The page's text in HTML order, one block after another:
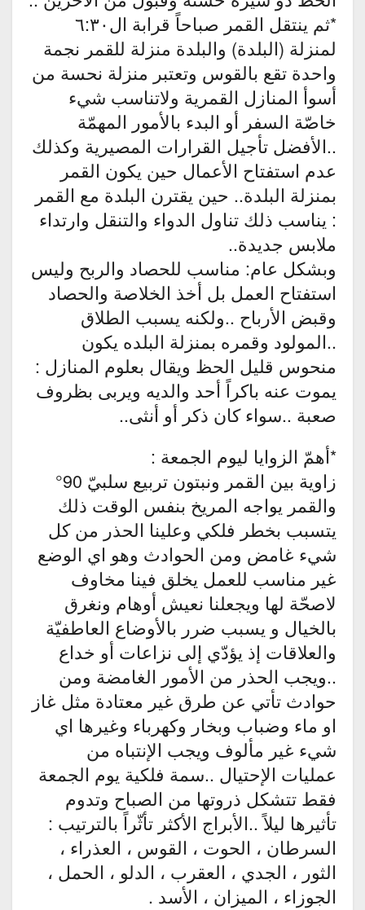
*ثم ينتقل القمر صباحاً قرابة ال٦:٣٠
لمنزلة (البلدة) والبلدة منزلة للقمر نجمة
واحدة تقع بالقوس وتعتبر منزلة نحسة من
أسوأ المنازل القمرية ولاتناسب شيء
خاصّة السفر أو البدء بالأمور المهمّة
..الأفضل تأجيل القرارات المصيرية وكذلك
عدم استفتاح الأعمال حين يكون القمر
بمنزلة البلدة.. حين يقترن البلدة مع القمر
: يناسب ذلك تناول الدواء والتنقل وارتداء
ملابس جديدة..
وبشكل عام: مناسب للحصاد والربح وليس
استفتاح العمل بل أخذ الخلاصة والحصاد
وقبض الأرباح ..ولكنه يسبب الطلاق
..المولود وقمره بمنزلة البلده يكون
منحوس قليل الحظ ويقال بعلوم المنازل :
يموت عنه باكراً أحد والديه ويربى بظروف
صعبة ..سواء كان ذكر أو أنثى..
*أهمّ الزوايا ليوم الجمعة :
زاوية بين القمر ونبتون تربيع سلبيّ 90°
والقمر يواجه المريخ بنفس الوقت ذلك
يتسبب بخطر فلكي وعلينا الحذر من كل
شيء غامض ومن الحوادث وهو اي الوضع
غير مناسب للعمل يخلق فينا مخاوف
لاصحّة لها ويجعلنا نعيش أوهام ونغرق
بالخيال و يسبب ضرر بالأوضاع العاطفيّة
والعلاقات إذ يؤدّي إلى نزاعات أو خداع
..ويجب الحذر من الأمور الغامضة ومن
حوادث تأتي عن طرق غير معتادة مثل غاز
او ماء وضباب وبخار وكهرباء وغيرها اي
شيء غير مألوف ويجب الإنتباه من
عمليات الإحتيال ..سمة فلكية يوم الجمعة
فقط تتشكل ذروتها من الصباح وتدوم
تأثيرها ليلاً ..الأبراج الأكثر تأثّراً بالترتيب :
السرطان ، الحوت ، القوس ، العذراء ،
الثور ، الجدي ، العقرب ، الدلو ، الحمل ،
الجوزاء ، الميزان ، الأسد .